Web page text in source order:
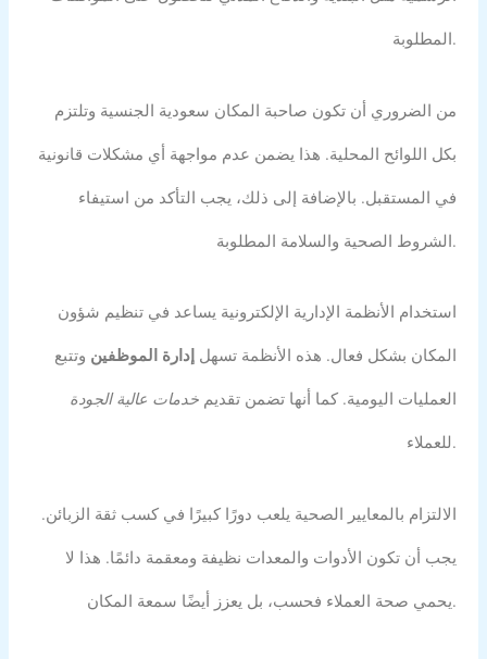
المطلوبة.
من الضروري أن تكون صاحبة المكان سعودية الجنسية وتلتزم
بكل اللوائح المحلية. هذا يضمن عدم مواجهة أي مشكلات قانونية
في المستقبل. بالإضافة إلى ذلك، يجب التأكد من استيفاء
الشروط الصحية والسلامة المطلوبة.
استخدام الأنظمة الإدارية الإلكترونية يساعد في تنظيم شؤون
المكان بشكل فعال. هذه الأنظمة تسهل إدارة الموظفين وتتبع
العمليات اليومية. كما أنها تضمن تقديم خدمات عالية الجودة
للعملاء.
الالتزام بالمعايير الصحية يلعب دورًا كبيرًا في كسب ثقة الزبائن.
يجب أن تكون الأدوات والمعدات نظيفة ومعقمة دائمًا. هذا لا
يحمي صحة العملاء فحسب، بل يعزز أيضًا سمعة المكان.